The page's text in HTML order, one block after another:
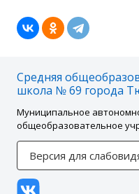
Средняя
школа № 69 города
Муниципальное
общеобразовательное
Версия для